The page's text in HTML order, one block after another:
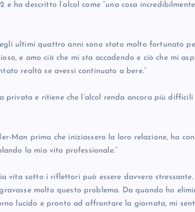
ha descritto l’alcol come “una cosa incredibilmente
ultimi quattro anni sono stato molto fortunato
e amo ciò che mi sta accadendo e ciò che mi
realtà se avessi continuato a bere.”
privata e ritiene che l’alcol renda ancora più difficili
Man prima che iniziassero la loro relazione, ha
la mia vita professionale.”
vita sotto i riflettori può essere davvero stressante.
molto questo problema. Da quando ho
lucido e pronto ad affrontare la giornata, mi